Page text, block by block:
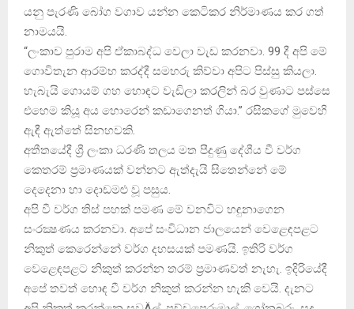
යනු පැරණි බෝග වගාව යන්න කෙටිකර නිර්මාණය කර ගත්
නාමයයි.
“ලංකාව පුරාම අපි ඒකාබද්ධ වෙලා වැඩ කරනවා. 99 දී අපි මේ
ගොවිතැන ආරම්භ කරද්දී සමහරු කිව්වා අපිට පිස්‌සු කියලා.
හැබැයි ගොයම් ගහ හොඳට වැඩිලා කරලින් බර වුණාට පස්‌සෙ
එහෙම කියූ අය හොරෙන් කඩාගෙනත් ගියා.” රසිකගේ මුවෙහි
ඇඳී ඇත්තේ සිනහවකි.
අතීතයේදී ශ්‍රී ලංකා ධරණි තලය මත පීදුණු දේශීය වී වර්ග
කෙතරම් ප්‍රමාණයක්‌ වන්නට ඇත්දැයි සිතෙන්නේ මේ
දෙදෙනා හා දොඩමළු වූ පසුය.
අපි වී වර්ග තිස්‌ පහක්‌ පමණ මේ වනවිට හඳුනාගෙන
සංරක්‍ෂණය කරනවා. අපේ සංවිධාන ජාලයෙන් වෙළෙඳපළට
නිකුත් කෙරෙන්නේ වර්ග දහසයක්‌ පමණයි. ඉතිරි වර්ග
වෙළෙඳපළට නිකුත් කරන්න තරම් ප්‍රමාණවත් නැහැ. ඉදිරියේදී
අපේ තවත් හොඳ වී වර්ග නිකුත් කරන්න හැකි වෙයි. දැනට